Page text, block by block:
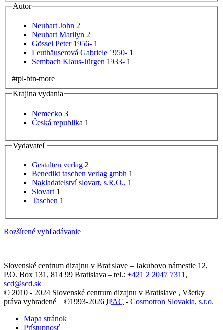
Autor
Neuhart John 2
Neuhart Marilyn 2
Gössel Peter 1956- 1
Leuthäuserová Gabriele 1950- 1
Sembach Klaus-Jürgen 1933- 1
#tpl-btn-more
Krajina vydania
Nemecko 3
Česká republika 1
Vydavateľ
Gestalten verlag 2
Benedikt taschen verlag gmbh 1
Nakladatelství slovart, s.R.O., 1
Slovart 1
Taschen 1
Rozšírené vyhľadávanie
Slovenské centrum dizajnu v Bratislave – Jakubovo námestie 12,
P.O. Box 131, 814 99 Bratislava – tel.: +421 2 2047 7311 ,
scd@scd.sk
© 2010 - 2024 Slovenské centrum dizajnu v Bratislave , Všetky
práva vyhradené | ©1993-2026 IPAC - Cosmotron Slovakia, s.r.o.
Mapa stránok
Prístupnosť